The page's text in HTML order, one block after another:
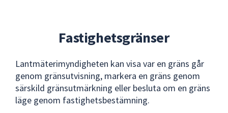
Fastighetsgränser
Lantmäterimyndigheten kan visa var en gräns går
genom gränsutvisning, markera en gräns genom
särskild gränsutmärkning eller besluta om en gräns
läge genom fastighetsbestämning.